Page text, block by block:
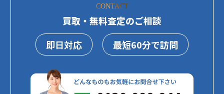
CONTACT
買取・無料査定のご相談
即日対応
最短60分で訪問